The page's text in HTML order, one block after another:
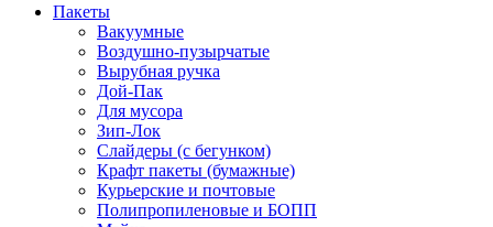
Пакеты
Вакуумные
Воздушно-пузырчатые
Вырубная ручка
Дой-Пак
Для мусора
Зип-Лок
Слайдеры (с бегунком)
Крафт пакеты (бумажные)
Курьерские и почтовые
Полипропиленовые и БОПП